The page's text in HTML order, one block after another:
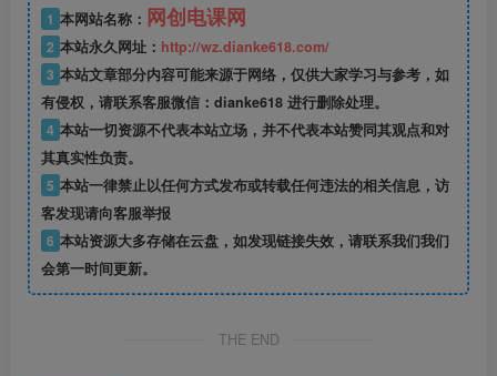
1 本网站名称： 网创电课网
2 本站永久网址： http://wz.dianke618.com/
3 本站文章部分内容可能来源于网络，仅供大家学习与参考，如
有侵权，请联系客服微信：dianke618 进行删除处理。
4 本站一切资源不代表本站立场，并不代表本站赞同其观点和对
其真实性负责。
5 本站一律禁止以任何方式发布或转载任何违法的相关信息，访
客发现请向客服举报
6 本站资源大多存储在云盘，如发现链接失效，请联系我们我们
会第一时间更新。
THE END